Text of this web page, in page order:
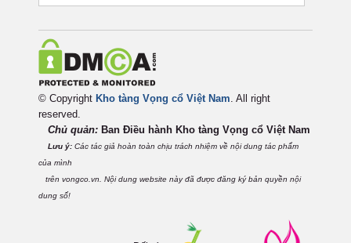
© Copyright Kho tàng Vọng cổ Việt Nam. All right
reserved.
Chủ quản: Ban Điều hành Kho tàng Vọng cổ Việt Nam
Lưu ý: Các tác giả hoàn toàn chịu trách nhiệm về nội dung tác phẩm
của mình
trên vongco.vn. Nội dung website này đã được đăng ký bản quyền nội
dung số!